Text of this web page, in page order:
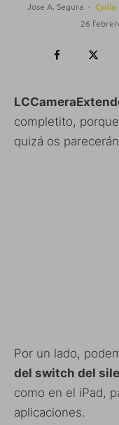
Jose A. Segura · Cydia
26
completito,
quizá os
Por un lado,
del switch del
como en el iPad,
aplicaciones.